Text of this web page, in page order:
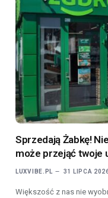
Sprzedają Żabkę!
może przejąć twoje
LUXVIBE.PL 31 LIPCA
Większość z nas nie